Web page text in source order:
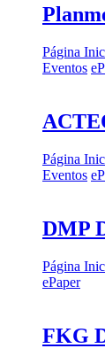
Página
Eventos
Página
Eventos
DMP
Página
ePaper
FKG